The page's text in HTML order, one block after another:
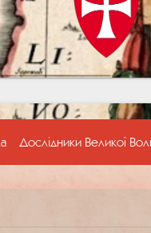
Дослідники Великої